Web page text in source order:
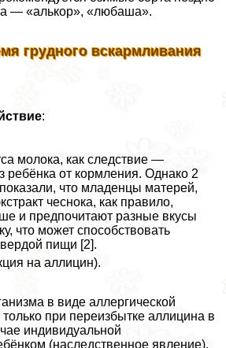
— «алькор», «любаша».
грудного вскармливания
:
молока, как следствие —
ребёнка от кормления. Однако 2
что младенцы матерей,
чеснока, как правило,
и предпочитают разные вкусы
что может способствовать
пищи [2].
на аллицин).
в виде аллергической
при переизбытке аллицина в
индивидуальной
(наследственное явление).